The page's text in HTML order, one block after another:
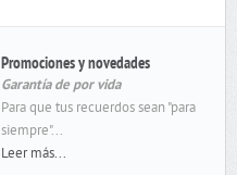
Promociones y novedades
Garantía de por vida
Para que tus recuerdos sean "para
siempre"...
Leer más...